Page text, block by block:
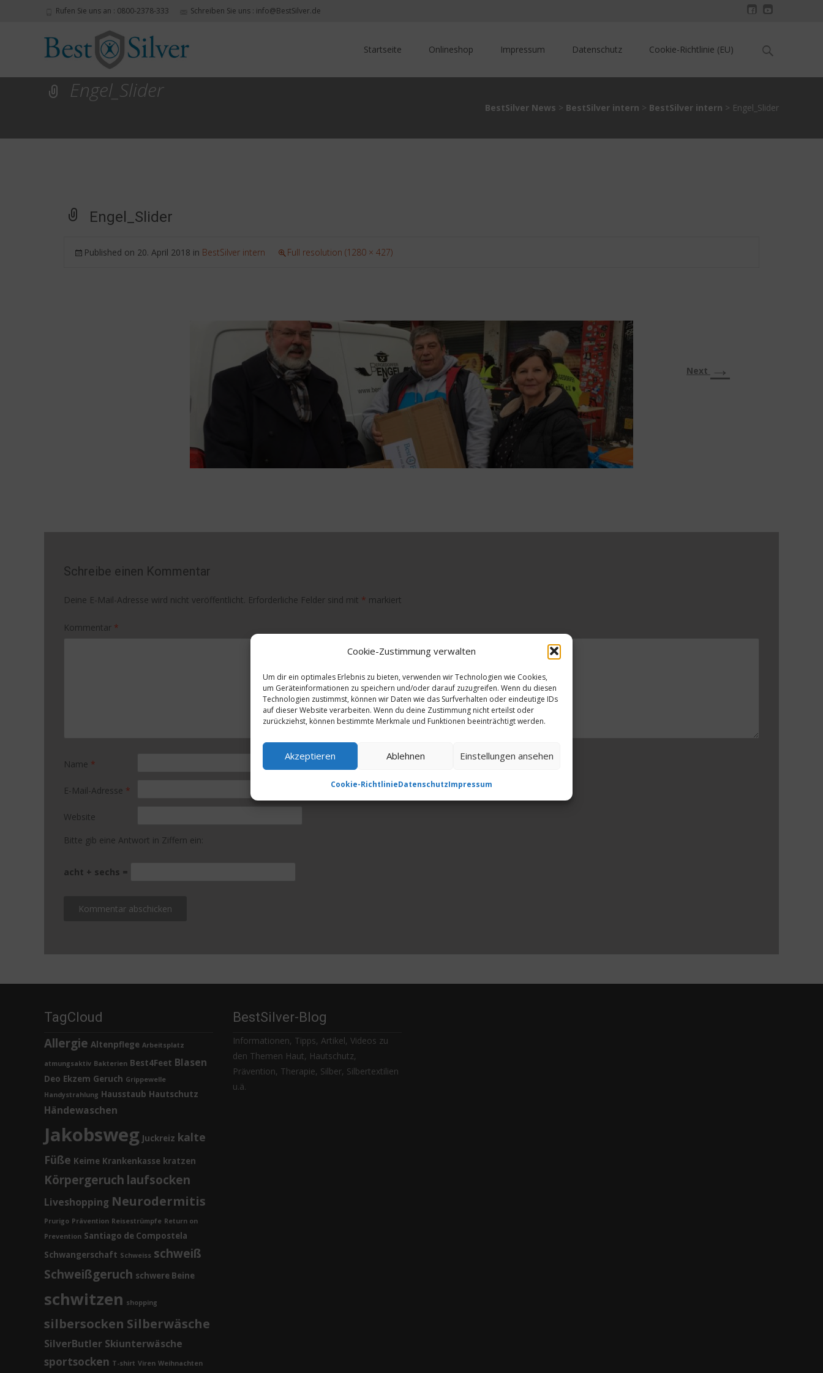
Cookie-Zustimmung verwalten
Um dir ein optimales Erlebnis zu bieten, verwenden wir Technologien wie Cookies,
um Geräteinformationen zu speichern und/oder darauf zuzugreifen. Wenn du diesen
Technologien zustimmst, können wir Daten wie das Surfverhalten oder eindeutige IDs
auf dieser Website verarbeiten. Wenn du deine Zustimmung nicht erteilst oder
zurückziehst, können bestimmte Merkmale und Funktionen beeinträchtigt werden.
Akzeptieren Ablehnen Einstellungen ansehen
Cookie-RichtlinieDatenschutzImpressum
Rufen Sie uns an : 0800-2378-333 Schreiben Sie uns : info@BestSilver.de
Startseite Onlineshop Impressum Datenschutz Cookie-Richtlinie (EU)
Search
Engel_Slider
BestSilver News > BestSilver intern > BestSilver intern > Engel_Slider
Engel_Slider
Published on 20. April 2018 in BestSilver intern Full resolution (1280 × 427)
Next →
Schreibe einen Kommentar
Deine E-Mail-Adresse wird nicht veröffentlicht. Erforderliche Felder sind mit * markiert
Kommentar *
Name *
E-Mail-Adresse *
Website
Bitte gib eine Antwort in Ziffern ein:
acht + sechs =
TagCloud
Allergie Altenpflege Arbeitsplatz
atmungsaktiv Bakterien Best4Feet Blasen
Deo Ekzem Geruch Grippewelle
Handystrahlung Hausstaub Hautschutz
Händewaschen
Jakobsweg Juckreiz kalte
Füße Keime Krankenkasse kratzen
Körpergeruch laufsocken
Liveshopping Neurodermitis
Prurigo Prävention Reisestrümpfe Return on
Prevention Santiago de Compostela
Schwangerschaft Schweiss schweiß
Schweißgeruch schwere Beine
schwitzen shopping
silbersocken Silberwäsche
SilverButler Skiunterwäsche
sportsocken T-shirt Viren Weihnachten
BestSilver-Blog
Informationen, Tipps, Artikel, Videos zu
den Themen Haut, Hautschutz,
Prävention, Therapie, Silber, Silbertextilien
u.ä.